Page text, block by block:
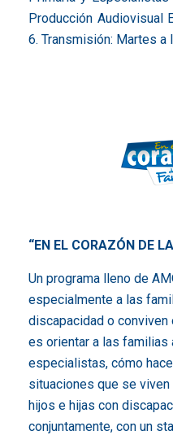
Producción Audiovisual
6. Transmisión: Martes a
“EN EL CORAZÓN DE
Un programa lleno de
especialmente a las
discapacidad o
es orientar a las
especialistas, cómo
situaciones que se
hijos e hijas con
conjuntamente, con un